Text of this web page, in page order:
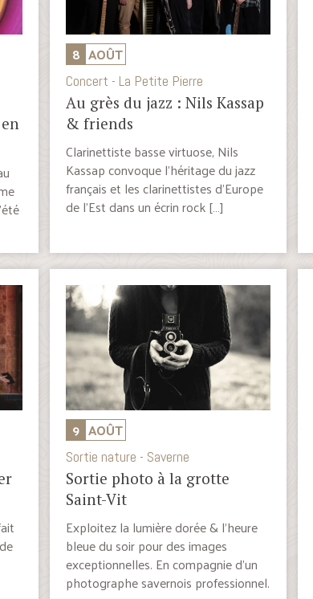
8 AOÛT
Concert - La Petite Pierre
Au grès du jazz : Nils Kassap
& friends
Clarinettiste basse virtuose, Nils
Kassap convoque l’héritage du jazz
français et les clarinettistes d’Europe
de l’Est dans un écrin rock […]
9 AOÛT
Sortie nature - Saverne
Sortie photo à la grotte
Saint-Vit
Exploitez la lumière dorée & l’heure
bleue du soir pour des images
exceptionnelles. En compagnie d’un
photographe savernois professionnel.